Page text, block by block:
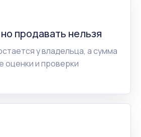
продавать нельзя
у владельца, а сумма
оценки и проверки